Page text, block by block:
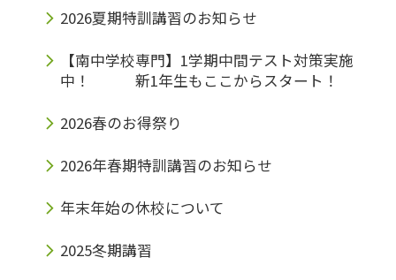
2026夏期特訓講習のお知らせ
【南中学校専門】1学期中間テスト対策実施
中！ 新1年生もここからスタート！
2026春のお得祭り
2026年春期特訓講習のお知らせ
年末年始の休校について
2025冬期講習